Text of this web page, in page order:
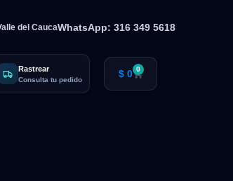
del CaucaWhatsApp: 316 349 5618
Rastrear
Consulta tu pedido $ 0 0